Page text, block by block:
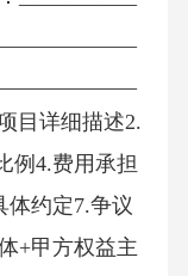
目详细描述2.
例4.费用承担
体约定7.争议
+甲方权益主